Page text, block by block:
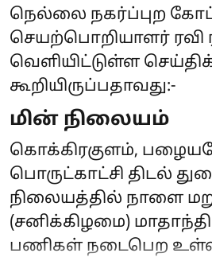
நெல்லை நகர்ப்புற
செயற்பொறியாளர் ரவி
வெளியிட்டுள்ள
கூறியிருப்பதாவது:-
மின் நிலையம்
கொக்கிரகுளம்,
பொருட்காட்சி திடல்
நிலையத்தில் நாளை
(சனிக்கிழமை)
பணிகள் நடைபெற